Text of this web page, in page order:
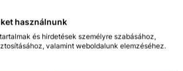
használnunk
és hirdetések személyre szabásához,
valamint weboldalunk elemzéséhez.